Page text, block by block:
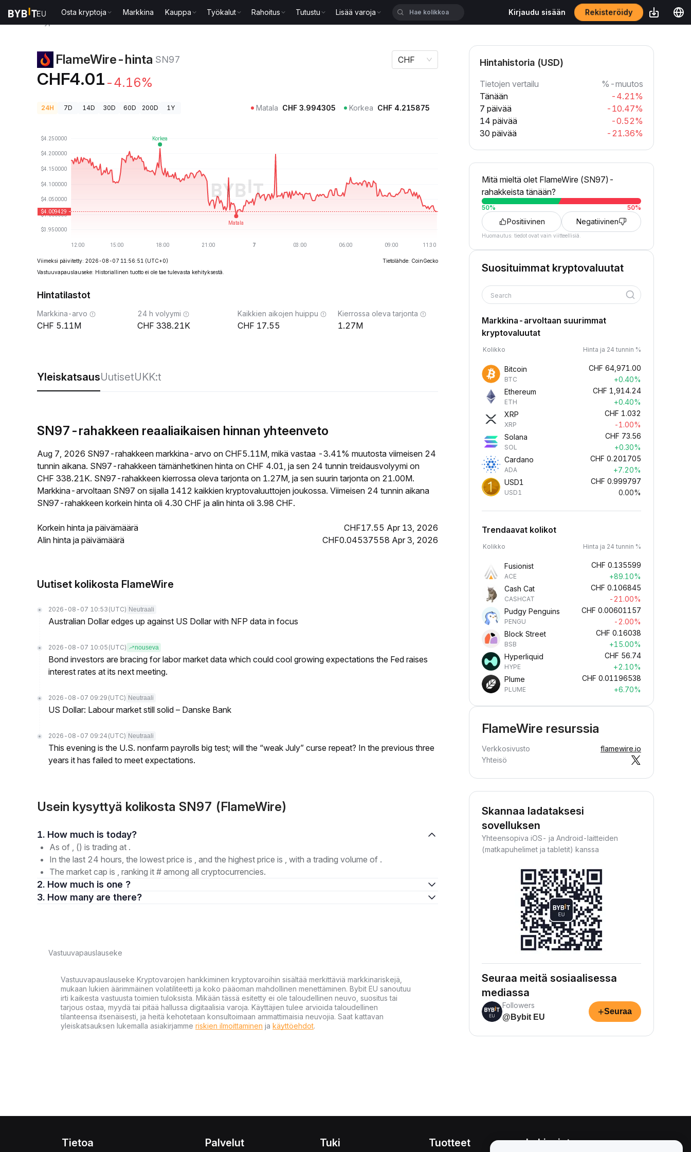
Osta kryptoja Markkina Kauppa Työkalut Rahoitus Tutustu Lisää varoja Kirjaudu sisään Rekisteröidy
FlameWire-hinta SN97
CHF4.01 -4.16%
CHF
24H 7D 14D 30D 60D 200D 1Y Matala CHF 3.994305 Korkea CHF 4.215875
Viimeksi päivitetty: 2026-08-07 11:56:51 (UTC+0)
Tietolähde: CoinGecko
Vastuuvapauslauseke: Historiallinen tuotto ei ole tae tulevasta kehityksestä.
Hintatilastot
Markkina-arvo
5.11M
24 h volyymi
338.21K
Kaikkien aikojen huippu
17.55
Kierrossa oleva tarjonta
1.27M
YleiskatsausUutisetUKK:t
SN97-rahakkeen reaaliaikaisen hinnan yhteenveto
Aug 7, 2026 SN97-rahakkeen markkina-arvo on CHF5.11M, mikä vastaa -3.41% muutosta viimeisen 24
tunnin aikana. SN97-rahakkeen tämänhetkinen hinta on CHF 4.01, ja sen 24 tunnin treidausvolyymi on
CHF 338.21K. SN97-rahakkeen kierrossa oleva tarjonta on 1.27M, ja sen suurin tarjonta on 21.00M.
Markkina-arvoltaan SN97 on sijalla 1412 kaikkien kryptovaluuttojen joukossa. Viimeisen 24 tunnin aikana
SN97-rahakkeen korkein hinta oli 4.30 CHF ja alin hinta oli 3.98 CHF.
Korkein hinta ja päivämäärä
CHF17.55 Apr 13, 2026
Alin hinta ja päivämäärä
CHF0.04537558 Apr 3, 2026
Uutiset kolikosta FlameWire
2026-08-07 10:53 (UTC) Neutraali
Australian Dollar edges up against US Dollar with NFP data in focus
2026-08-07 10:05 (UTC) nouseva
Bond investors are bracing for labor market data which could cool growing expectations the Fed raises
interest rates at its next meeting.
2026-08-07 09:29 (UTC) Neutraali
US Dollar: Labour market still solid – Danske Bank
2026-08-07 09:24 (UTC) Neutraali
This evening is the U.S. nonfarm payrolls big test; will the “weak July” curse repeat? In the previous three
years it has failed to meet expectations.
Usein kysyttyä kolikosta SN97 (FlameWire)
1. How much is today?
As of , () is trading at .
In the last 24 hours, the lowest price is , and the highest price is , with a trading volume of .
The market cap is , ranking it # among all cryptocurrencies.
2. How much is one ?
3. How many are there?
Vastuuvapauslauseke
Vastuuvapauslauseke Kryptovarojen hankkiminen kryptovaroihin sisältää merkittäviä markkinariskejä,
mukaan lukien äärimmäinen volatiliteetti ja koko pääoman mahdollinen menettäminen. Bybit EU sanoutuu
irti kaikesta vastuusta toimien tuloksista. Mikään tässä esitetty ei ole taloudellinen neuvo, suositus tai
tarjous ostaa, myydä tai pitää hallussa digitaalisia varoja. Käyttäjien tulee arvioida taloudellinen
tilanteensa itsenäisesti, ja heitä kehotetaan konsultoimaan ammattimaisia neuvojia. Saat kattavan
yleiskatsauksen lukemalla asiakirjamme riskien ilmoittaminen ja käyttöehdot.
Hintahistoria (USD)
Tietojen vertailu
%-muutos
Tänään
-4.21%
7 päivää
-10.47%
14 päivää
-0.52%
30 päivää
-21.36%
Mitä mieltä olet FlameWire (SN97)-
rahakkeista tänään?
50% 50%
Positiivinen Negatiivinen
Huomautus: tiedot ovat vain viitteellisiä.
Suosituimmat kryptovaluutat
Search
Markkina-arvoltaan suurimmat
kryptovaluutat
Kolikko Hinta ja 24 tunnin %
Bitcoin
BTC
CHF 64,971.00
+0.40%
Ethereum
ETH
CHF 1,914.24
+0.40%
XRP
XRP
CHF 1.032
-1.00%
Solana
SOL
CHF 73.56
+0.30%
Cardano
ADA
CHF 0.201705
+7.20%
USD1
USD1
CHF 0.999797
0.00%
Trendaavat kolikot
Kolikko Hinta ja 24 tunnin %
Fusionist
ACE
CHF 0.135599
+89.10%
Cash Cat
CASHCAT
CHF 0.106845
-21.00%
Pudgy Penguins
PENGU
CHF 0.00601157
-2.00%
Block Street
BSB
CHF 0.16038
+15.00%
Hyperliquid
HYPE
CHF 56.74
+2.10%
Plume
PLUME
CHF 0.01196538
+6.70%
FlameWire resurssia
Verkkosivusto
flamewire.io
Yhteisö
Skannaa ladataksesi
sovelluksen
Yhteensopiva iOS- ja Android-laitteiden
(matkapuhelimet ja tabletit) kanssa
Seuraa meitä sosiaalisessa
mediassa
Followers
@Bybit EU
+Seuraa
Tietoa Palvelut Tuki Tuotteet Lakiasiat